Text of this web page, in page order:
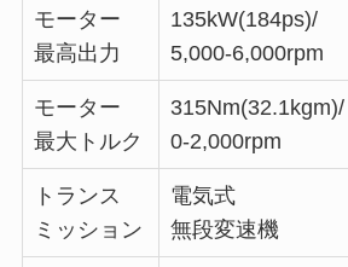
モーター
最高出力
135kW(184ps)/
5,000-6,000rpm
モーター
最大トルク
315Nm(32.1kgm)/
0-2,000rpm
トランス
ミッション
電気式
無段変速機